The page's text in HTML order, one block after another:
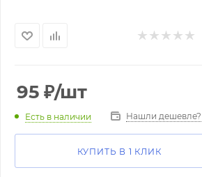
95 ₽/шт
Есть в наличии Нашли дешевле?
КУПИТЬ В 1 КЛИК